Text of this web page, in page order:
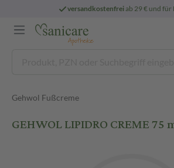
versandkostenfreiab 29 € und für
Gehwol Fußcreme
GEHWOL LIPIDRO CREME 75